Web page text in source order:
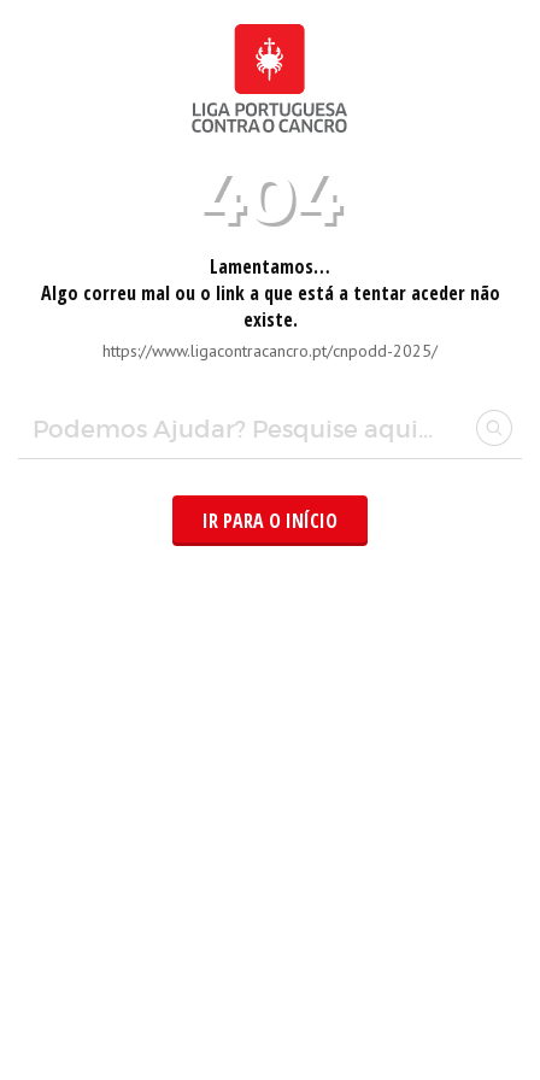
404
Lamentamos…
Algo correu mal ou o link a que está a tentar aceder não
existe.
https://www.ligacontracancro.pt/cnpodd-2025/
IR PARA O INÍCIO